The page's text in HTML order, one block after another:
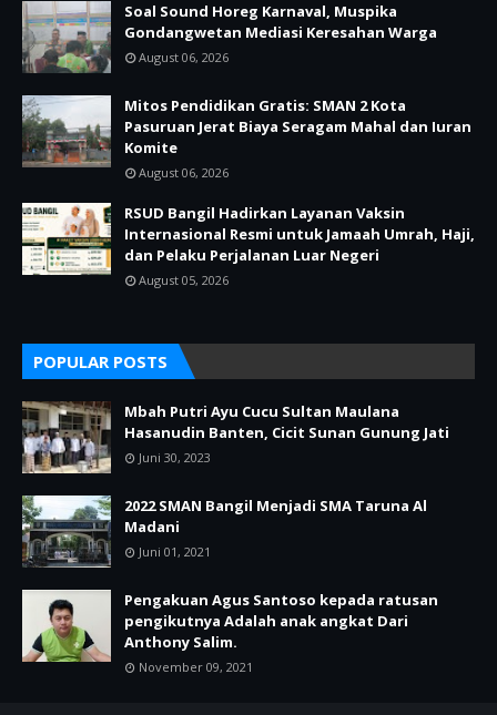
Soal Sound Horeg Karnaval, Muspika
Gondangwetan Mediasi Keresahan Warga
August 06, 2026
Mitos Pendidikan Gratis: SMAN 2 Kota
Pasuruan Jerat Biaya Seragam Mahal dan Iuran
Komite
August 06, 2026
RSUD Bangil Hadirkan Layanan Vaksin
Internasional Resmi untuk Jamaah Umrah, Haji,
dan Pelaku Perjalanan Luar Negeri
August 05, 2026
POPULAR POSTS
Mbah Putri Ayu Cucu Sultan Maulana
Hasanudin Banten, Cicit Sunan Gunung Jati
Juni 30, 2023
2022 SMAN Bangil Menjadi SMA Taruna Al
Madani
Juni 01, 2021
Pengakuan Agus Santoso kepada ratusan
pengikutnya Adalah anak angkat Dari
Anthony Salim.
November 09, 2021